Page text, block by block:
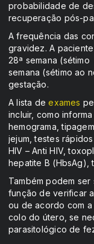
probabilidade de
recuperação pós-
A frequência das
gravidez. A
28ª semana (sétimo
semana (sétimo ao
gestação.
A lista deexames
incluir, como
hemograma,
jejum, testes
HIV – Anti HIV,
hepatite B (HbsAg),
Também podem
função de verificar
ou de acordo com
colo do útero, se
parasitológico de